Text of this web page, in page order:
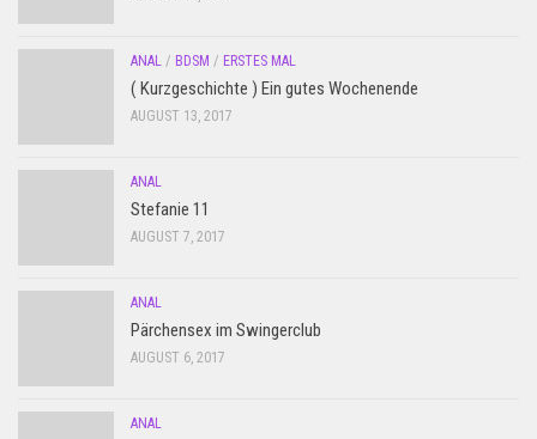
ANAL / BDSM / ERSTES MAL
( Kurzgeschichte ) Ein gutes Wochenende
AUGUST 13, 2017
ANAL
Stefanie 11
AUGUST 7, 2017
ANAL
Pärchensex im Swingerclub
AUGUST 6, 2017
ANAL